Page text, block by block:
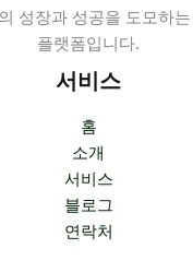
성장과 성공을 도모하
플랫폼입니다.
서비스
홈
소개
서비스
블로그
연락처